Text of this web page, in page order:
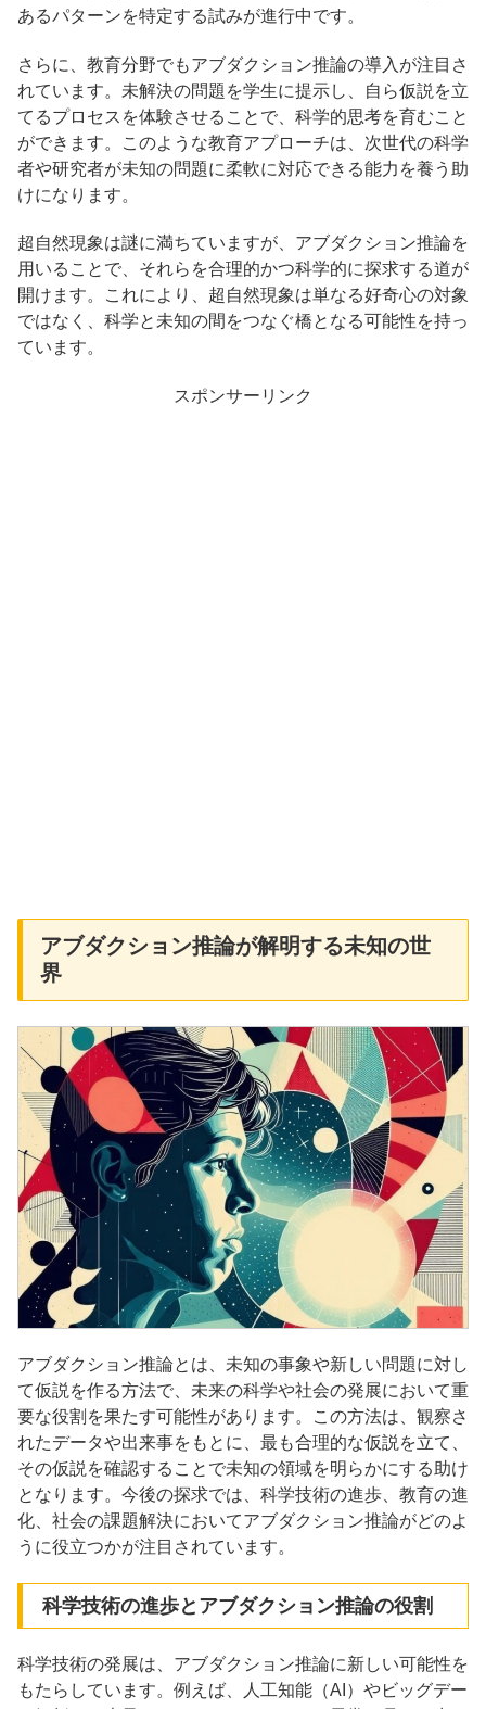
あるパターンを特定する試みが進行中です。
さらに、教育分野でもアブダクション推論の導入が注目さ
れています。未解決の問題を学生に提示し、自ら仮説を立
てるプロセスを体験させることで、科学的思考を育むこと
ができます。このような教育アプローチは、次世代の科学
者や研究者が未知の問題に柔軟に対応できる能力を養う助
けになります。
超自然現象は謎に満ちていますが、アブダクション推論を
用いることで、それらを合理的かつ科学的に探求する道が
開けます。これにより、超自然現象は単なる好奇心の対象
ではなく、科学と未知の間をつなぐ橋となる可能性を持っ
ています。
スポンサーリンク
アブダクション推論が解明する未知の世
界
アブダクション推論とは、未知の事象や新しい問題に対し
て仮説を作る方法で、未来の科学や社会の発展において重
要な役割を果たす可能性があります。この方法は、観察さ
れたデータや出来事をもとに、最も合理的な仮説を立て、
その仮説を確認することで未知の領域を明らかにする助け
となります。今後の探求では、科学技術の進歩、教育の進
化、社会の課題解決においてアブダクション推論がどのよ
うに役立つかが注目されています。
科学技術の進歩とアブダクション推論の役割
科学技術の発展は、アブダクション推論に新しい可能性を
もたらしています。例えば、人工知能（AI）やビッグデー